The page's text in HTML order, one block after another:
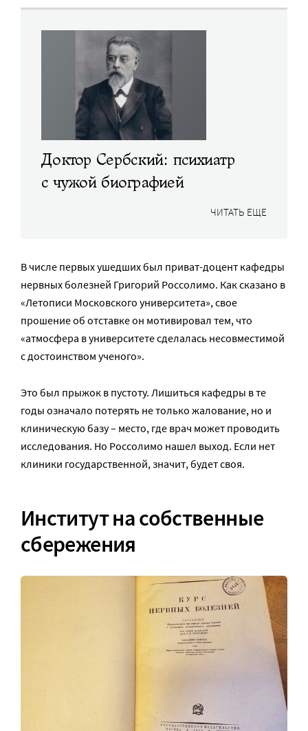
Доктор Сербский: психиатр
с чужой биографией
ЧИТАТЬ ЕЩЕ
В числе первых ушедших был приват-доцент кафедры
нервных болезней Григорий Россолимо. Как сказано в
«Летописи Московского университета», свое
прошение об отставке он мотивировал тем, что
«атмосфера в университете сделалась несовместимой
с достоинством ученого».
Это был прыжок в пустоту. Лишиться кафедры в те
годы означало потерять не только жалование, но и
клиническую базу – место, где врач может проводить
исследования. Но Россолимо нашел выход. Если нет
клиники государственной, значит, будет своя.
Институт на собственные
сбережения